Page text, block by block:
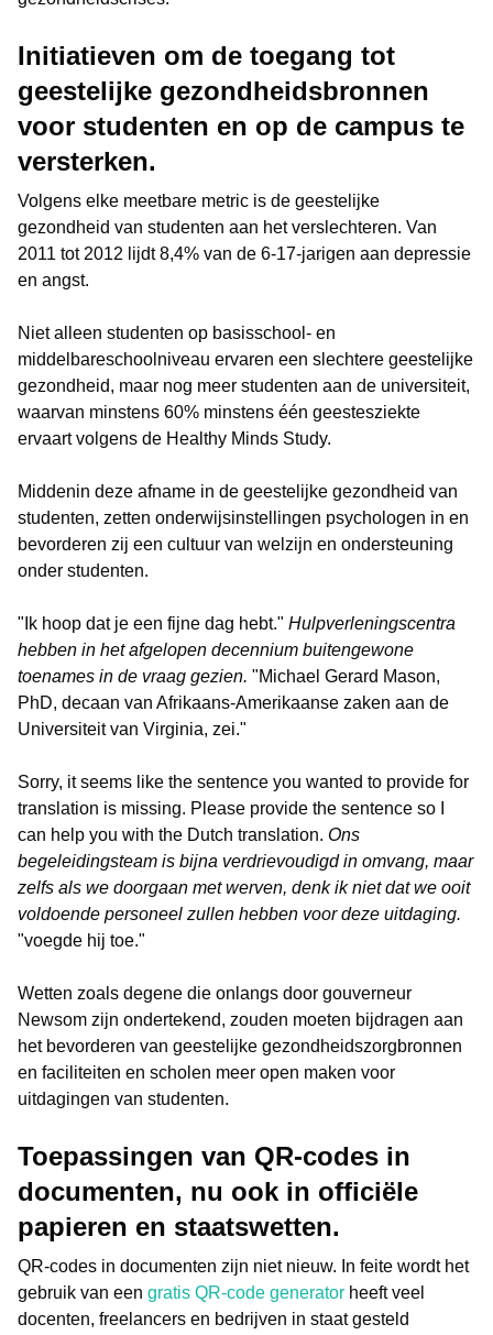
Initiatieven om de toegang tot
geestelijke gezondheidsbronnen
voor studenten en op de campus te
versterken.
Volgens elke meetbare metric is de geestelijke
gezondheid van studenten aan het verslechteren. Van
2011 tot 2012 lijdt 8,4% van de 6-17-jarigen aan depressie
en angst.
Niet alleen studenten op basisschool- en
middelbareschoolniveau ervaren een slechtere geestelijke
gezondheid, maar nog meer studenten aan de universiteit,
waarvan minstens 60% minstens één geestesziekte
ervaart volgens de Healthy Minds Study.
Middenin deze afname in de geestelijke gezondheid van
studenten, zetten onderwijsinstellingen psychologen in en
bevorderen zij een cultuur van welzijn en ondersteuning
onder studenten.
"Ik hoop dat je een fijne dag hebt." Hulpverleningscentra
hebben in het afgelopen decennium buitengewone
toenames in de vraag gezien. "Michael Gerard Mason,
PhD, decaan van Afrikaans-Amerikaanse zaken aan de
Universiteit van Virginia, zei."
Sorry, it seems like the sentence you wanted to provide for
translation is missing. Please provide the sentence so I
can help you with the Dutch translation. Ons
begeleidingsteam is bijna verdrievoudigd in omvang, maar
zelfs als we doorgaan met werven, denk ik niet dat we ooit
voldoende personeel zullen hebben voor deze uitdaging.
"voegde hij toe."
Wetten zoals degene die onlangs door gouverneur
Newsom zijn ondertekend, zouden moeten bijdragen aan
het bevorderen van geestelijke gezondheidszorgbronnen
en faciliteiten en scholen meer open maken voor
uitdagingen van studenten.
Toepassingen van QR-codes in
documenten, nu ook in officiële
papieren en staatswetten.
QR-codes in documenten zijn niet nieuw. In feite wordt het
gebruik van een gratis QR-code generator heeft veel
docenten, freelancers en bedrijven in staat gesteld